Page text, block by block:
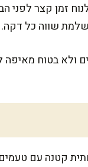
זמן קצר
בטוח מאיפה